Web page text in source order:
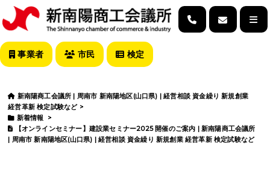
事業者 市民 検定
新南陽商工会議所 | 周南市 新南陽地区(山口県) | 経営相談 資金繰り 新規創業
経営革新 検定試験など>
新着情報
>
【オンラインセミナー】建設業セミナー2025 開催のご案内 | 新南陽商工会議所
| 周南市 新南陽地区(山口県) | 経営相談 資金繰り 新規創業 経営革新 検定試験など